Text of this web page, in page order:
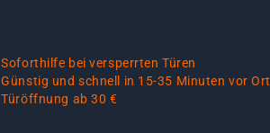
Soforthilfe bei versperrten Türen
Günstig und schnell in 15-35 Minuten vor Ort
Türöffnung ab 30 €